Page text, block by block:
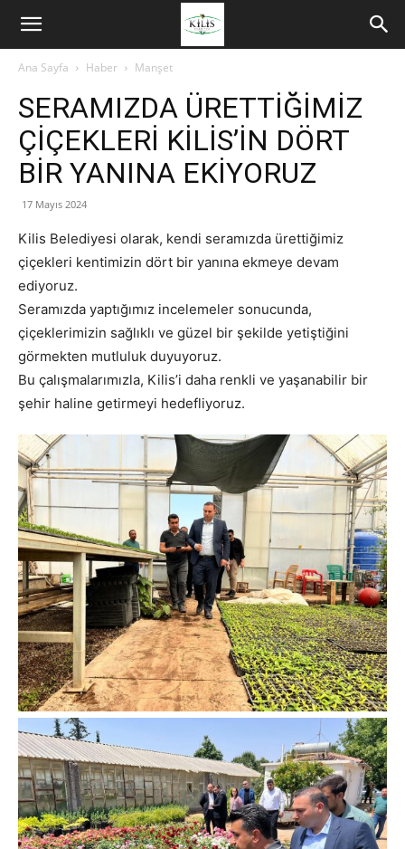
Ana Sayfa Haber Manşet
SERAMIZDA ÜRETTİĞİMİZ
ÇİÇEKLERİ KİLİS’İN DÖRT
BİR YANINA EKİYORUZ
17 Mayıs 2024
Kilis Belediyesi olarak, kendi seramızda ürettiğimiz
çiçekleri kentimizin dört bir yanına ekmeye devam
ediyoruz.
Seramızda yaptığımız incelemeler sonucunda,
çiçeklerimizin sağlıklı ve güzel bir şekilde yetiştiğini
görmekten mutluluk duyuyoruz.
Bu çalışmalarımızla, Kilis’i daha renkli ve yaşanabilir bir
şehir haline getirmeyi hedefliyoruz.